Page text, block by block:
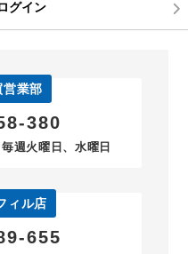
グイン
業部
380
週火曜日、水曜日
ィル店
655